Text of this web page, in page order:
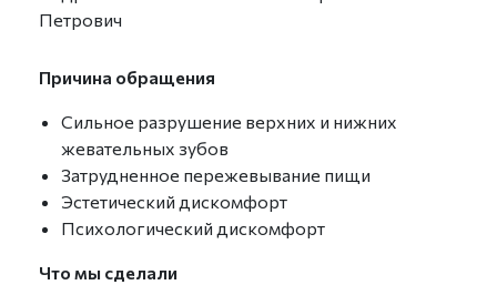
Петрович
Причина обращения
Сильное разрушение верхних и нижних
жевательных зубов
Затрудненное пережевывание пищи
Эстетический дискомфорт
Психологический дискомфорт
Что мы сделали